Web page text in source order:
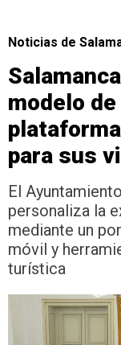
Noticias de
modelo
para sus
El
personaliza la
mediante un
móvil y
turística